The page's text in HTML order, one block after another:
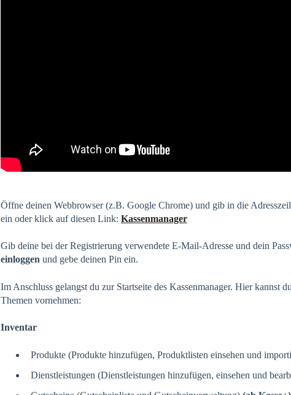
Öffne deinen Webbrowser (z.B. Google Chrome) und gib in die
ein oder klick auf diesen Link: Kassenmanager
Gib deine bei der Registrierung verwendete E-Mail-Adresse und dein
einloggen und gebe deinen Pin ein.
Im Anschluss gelangst du zur Startseite des Kassenmanager. Hier kannst
Themen vornehmen:
Inventar
Produkte (Produkte hinzufügen, Produktlisten einsehen und
Dienstleistungen (Dienstleistungen hinzufügen, einsehen und